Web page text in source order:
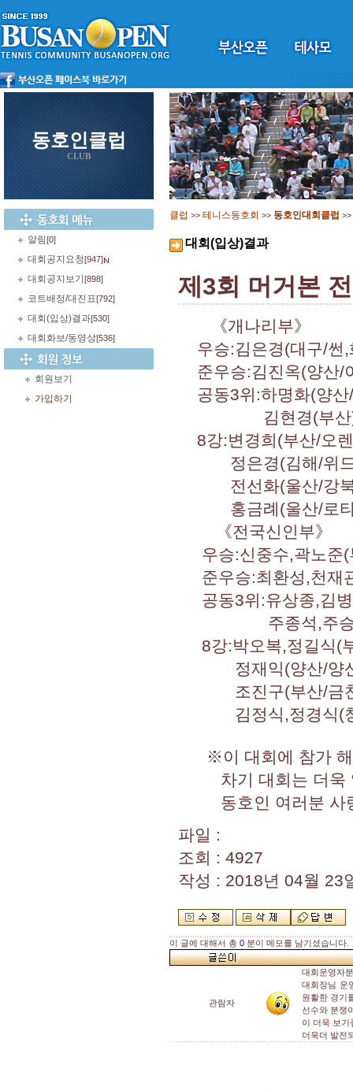
동호인클럽
CLUB
알림[0]
대회공지요청[947]
대회공지보기 [898]
코트배정/대진표[792]
대회(입상)결과[530]
대회화보/동영상[536]
회원보기
가입하기
클럽 >> 테니스동호회 >> 동호인대회클럽 >>
대회(입상)결과
제3회 머거본
《개나리부》
우승:김은경(대구/썬,
준우승:김진옥(양산/
공동3위:하명화(양산
김현경(부산),정
8강:변경희(부산/오
정은경(김해/위드,
전선화(울산/강북,
홍금례(울산/로타
《전국신인부》
우승:신중수,곽노준(
준우승:최환성,천재
공동3위:유상종,김병
주종석,주승환(
8강:박오복,정길식(
정재익(양산/양산,
조진구(부산/금천),
김정식,정경식(창
※이 대회에 참가 해
차기 대회는 더욱 알
동호인 여러분 사랑
파일 :
조회 : 4927
작성 : 2018년 04월 23
이 글에 대해서 총 0 분이 메모를 남기셨습니다.
관람자
대회운영자
대회장님 운
원활한 경기
선수와 분쟁
이 더욱 보기
더욱더 발전